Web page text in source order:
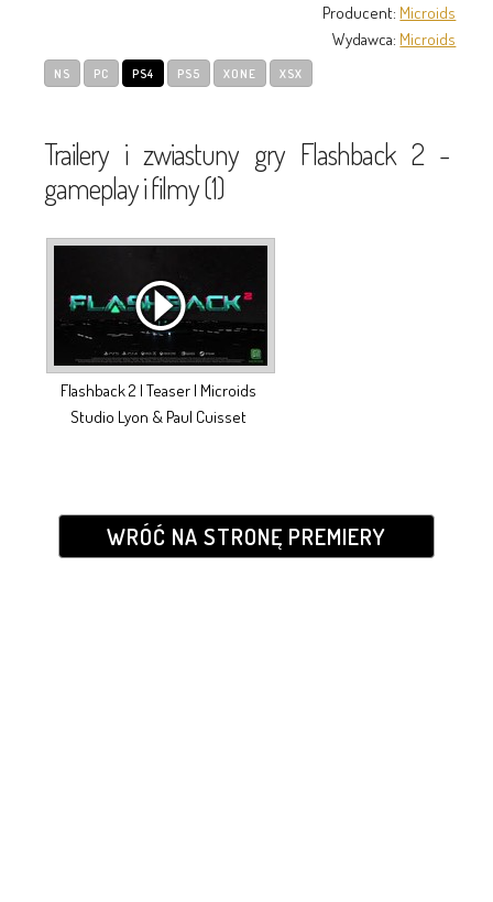
Producent: Microids
Wydawca: Microids
NS PC PS4 PS5 XONE XSX
Trailery i zwiastuny gry Flashback 2 -
gameplay i filmy (1)
Flashback 2 | Teaser l Microids
Studio Lyon & Paul Cuisset
WRÓĆ NA STRONĘ PREMIERY